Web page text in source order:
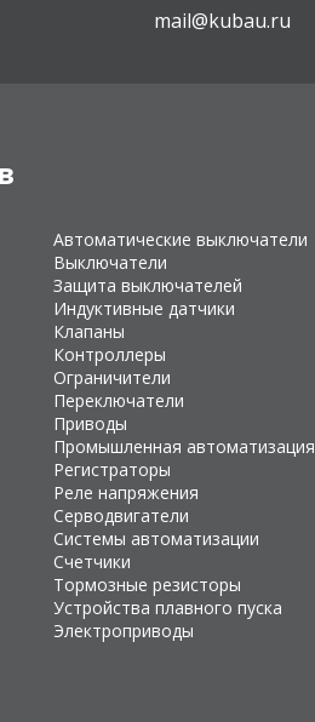
mail@kubau.ru
Автоматические выключатели
Выключатели
Защита выключателей
Индуктивные датчики
Клапаны
Контроллеры
Ограничители
Переключатели
Приводы
Промышленная автоматизация
Регистраторы
Реле напряжения
Серводвигатели
Системы автоматизации
Счетчики
Тормозные резисторы
Устройства плавного пуска
Электроприводы